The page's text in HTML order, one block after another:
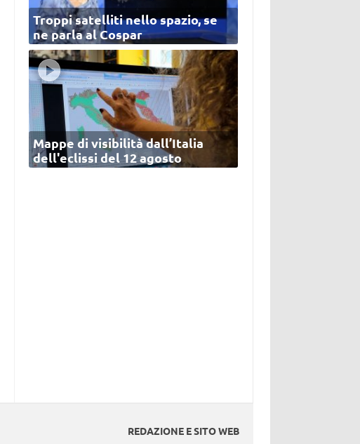
Troppi satelliti nello spazio, se
ne parla al Cospar
Mappe di visibilità dall’Italia
dell'eclissi del 12 agosto
REDAZIONE E SITO WEB